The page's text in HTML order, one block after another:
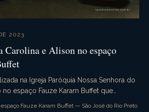
2023
Carolina e Alison no espaço
na Igreja Paróquia Nossa Senhora do
no espaço Fauze Karam Buffet que
Fauze Karam Buffet — São José do Rio Preto